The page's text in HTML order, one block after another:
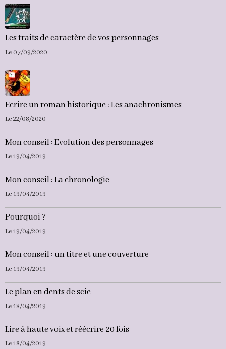
Les traits de caractère de vos personnages
Le 07/09/2020
Ecrire un roman historique : Les anachronismes
Le 22/08/2020
Mon conseil : Evolution des personnages
Le 19/04/2019
Mon conseil : La chronologie
Le 19/04/2019
Pourquoi ?
Le 19/04/2019
Mon conseil : un titre et une couverture
Le 19/04/2019
Le plan en dents de scie
Le 18/04/2019
Lire à haute voix et réécrire 20 fois
Le 18/04/2019